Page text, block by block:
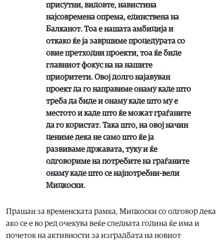
присутни, видовте, навистина
најсовремена опрема, единствена на
Балканот. Тоа е нашата амбиција и
откако ќе ја завршиме процедурата со
овие претходни проекти, тоа ќе биде
главниот фокус на на нашите
приоритети. Овој долго најавуван
проект да го направиме онаму каде што
треба да биде и онаму каде што му е
местото и каде што ќе можат граѓаните
да го користат. Така што, на овој начин
цениме дека не само што ќе ја
развиваме државата, туку и ќе
одговориме на потребите на граѓаните
онаму каде што се најпотребни-вели
Мицкоски.
Прашан за временската рамка, Мицкоски со одговор дека
ако се е во ред очекува веќе следната година ќе има и
почеток на активности за изградбата на новиот